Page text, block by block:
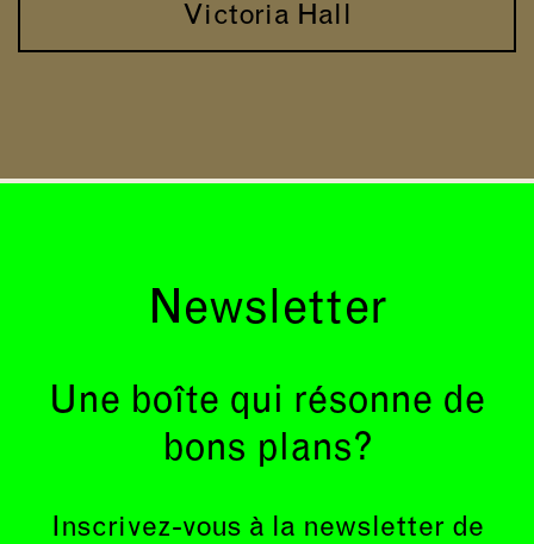
Victoria Hall
Newsletter
Une boîte qui résonne de
bons plans?
Inscrivez-vous à la newsletter de